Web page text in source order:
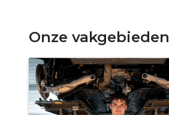
Onze vakgebieden